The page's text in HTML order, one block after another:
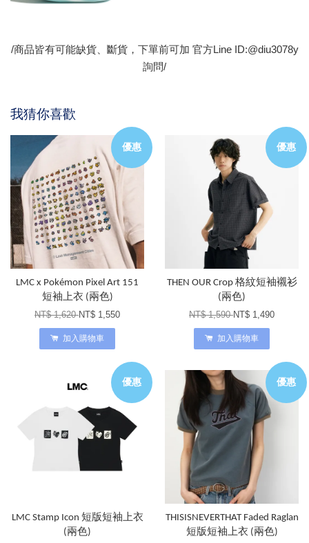
/商品皆有可能缺貨、斷貨，下單前可加 官方Line ID:@diu3078y
詢問/
我猜你喜歡
優惠
LMC x Pokémon Pixel Art 151
短袖上衣 (兩色)
NT$ 1,620NT$ 1,550
加入購物車
優惠
THEN OUR Crop 格紋短袖襯衫
(兩色)
NT$ 1,590NT$ 1,490
加入購物車
優惠
LMC Stamp Icon 短版短袖上衣
(兩色)
優惠
THISISNEVERTHAT Faded Raglan
短版短袖上衣 (兩色)